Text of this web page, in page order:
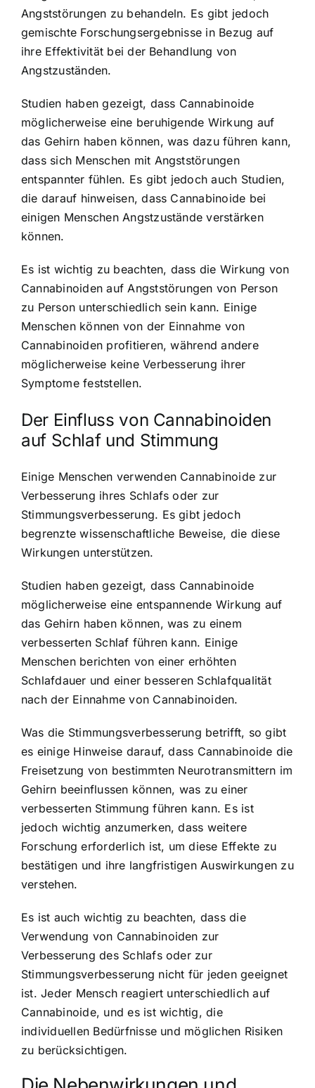
Angststörungen zu behandeln. Es gibt jedoch
gemischte Forschungsergebnisse in Bezug auf
ihre Effektivität bei der Behandlung von
Angstzuständen.
Studien haben gezeigt, dass Cannabinoide
möglicherweise eine beruhigende Wirkung auf
das Gehirn haben können, was dazu führen kann,
dass sich Menschen mit Angststörungen
entspannter fühlen. Es gibt jedoch auch Studien,
die darauf hinweisen, dass Cannabinoide bei
einigen Menschen Angstzustände verstärken
können.
Es ist wichtig zu beachten, dass die Wirkung von
Cannabinoiden auf Angststörungen von Person
zu Person unterschiedlich sein kann. Einige
Menschen können von der Einnahme von
Cannabinoiden profitieren, während andere
möglicherweise keine Verbesserung ihrer
Symptome feststellen.
Der Einfluss von Cannabinoiden
auf Schlaf und Stimmung
Einige Menschen verwenden Cannabinoide zur
Verbesserung ihres Schlafs oder zur
Stimmungsverbesserung. Es gibt jedoch
begrenzte wissenschaftliche Beweise, die diese
Wirkungen unterstützen.
Studien haben gezeigt, dass Cannabinoide
möglicherweise eine entspannende Wirkung auf
das Gehirn haben können, was zu einem
verbesserten Schlaf führen kann. Einige
Menschen berichten von einer erhöhten
Schlafdauer und einer besseren Schlafqualität
nach der Einnahme von Cannabinoiden.
Was die Stimmungsverbesserung betrifft, so gibt
es einige Hinweise darauf, dass Cannabinoide die
Freisetzung von bestimmten Neurotransmittern im
Gehirn beeinflussen können, was zu einer
verbesserten Stimmung führen kann. Es ist
jedoch wichtig anzumerken, dass weitere
Forschung erforderlich ist, um diese Effekte zu
bestätigen und ihre langfristigen Auswirkungen zu
verstehen.
Es ist auch wichtig zu beachten, dass die
Verwendung von Cannabinoiden zur
Verbesserung des Schlafs oder zur
Stimmungsverbesserung nicht für jeden geeignet
ist. Jeder Mensch reagiert unterschiedlich auf
Cannabinoide, und es ist wichtig, die
individuellen Bedürfnisse und möglichen Risiken
zu berücksichtigen.